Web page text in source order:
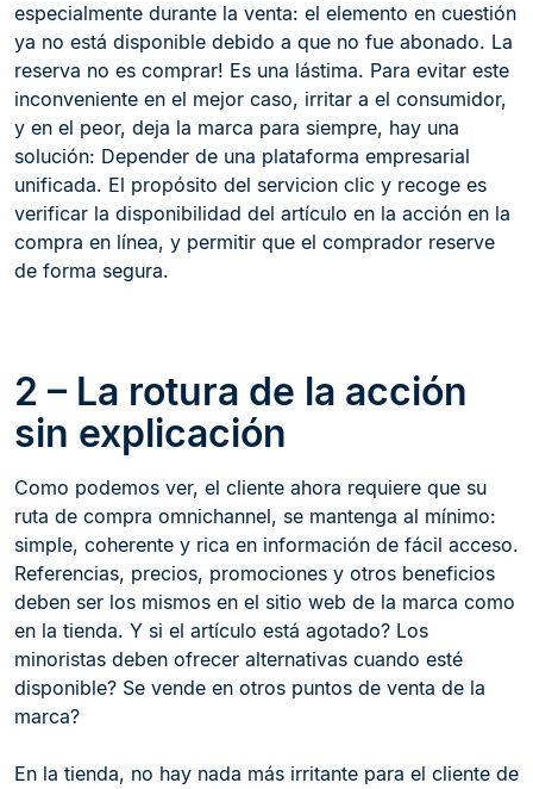
especialmente durante la venta: el elemento en cuestión
ya no está disponible debido a que no fue abonado. La
reserva no es comprar! Es una lástima. Para evitar este
inconveniente en el mejor caso, irritar a el consumidor,
y en el peor, deja la marca para siempre, hay una
solución: Depender de una plataforma empresarial
unificada. El propósito del servicion clic y recoge es
verificar la disponibilidad del artículo en la acción en la
compra en línea, y permitir que el comprador reserve
de forma segura.
2 – La rotura de la acción
sin explicación
Como podemos ver, el cliente ahora requiere que su
ruta de compra omnichannel, se mantenga al mínimo:
simple, coherente y rica en información de fácil acceso.
Referencias, precios, promociones y otros beneficios
deben ser los mismos en el sitio web de la marca como
en la tienda. Y si el artículo está agotado? Los
minoristas deben ofrecer alternativas cuando esté
disponible? Se vende en otros puntos de venta de la
marca?
En la tienda, no hay nada más irritante para el cliente de